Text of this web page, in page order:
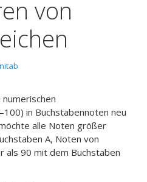
von
in Buchstabennoten neu
alle Noten größer
A, Noten von
als 90 mit dem Buchstaben